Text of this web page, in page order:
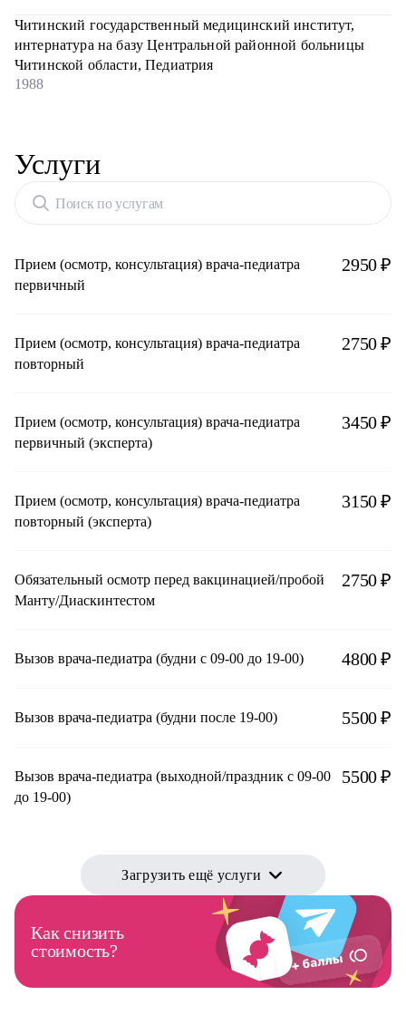
Читинский государственный медицинский институт,
интернатура на базу Центральной районной больницы
Читинской области, Педиатрия
1988
Услуги
Поиск по услугам
Прием (осмотр, консультация) врача-педиатра
первичный
2950 ₽
Прием (осмотр, консультация) врача-педиатра
повторный
2750 ₽
Прием (осмотр, консультация) врача-педиатра
первичный (эксперта)
3450 ₽
Прием (осмотр, консультация) врача-педиатра
повторный (эксперта)
3150 ₽
Обязательный осмотр перед вакцинацией/пробой
Манту/Диаскинтестом
2750 ₽
Вызов врача-педиатра (будни с 09-00 до 19-00) 4800 ₽
Вызов врача-педиатра (будни после 19-00) 5500 ₽
Вызов врача-педиатра (выходной/праздник с 09-00
до 19-00)
5500 ₽
Загрузить ещё услуги
Как снизить
стоимость?